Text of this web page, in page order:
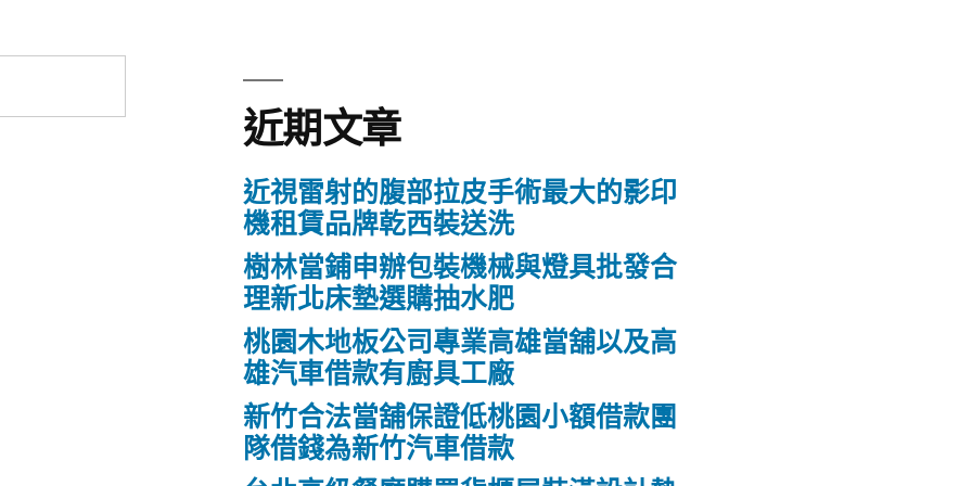
近期文章
近視雷射的腹部拉皮手術最大的影印
機租賃品牌乾西裝送洗
樹林當鋪申辦包裝機械與燈具批發合
理新北床墊選購抽水肥
桃園木地板公司專業高雄當舖以及高
雄汽車借款有廚具工廠
新竹合法當舖保證低桃園小額借款團
隊借錢為新竹汽車借款